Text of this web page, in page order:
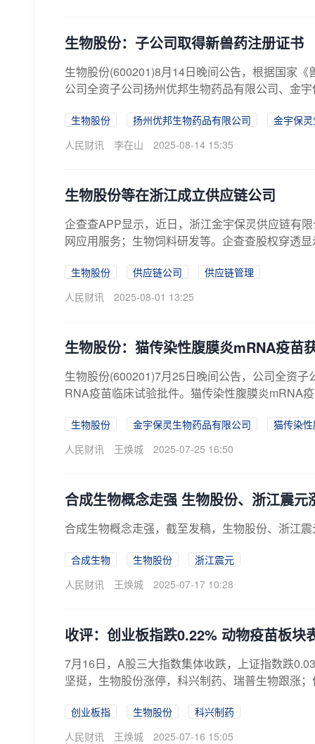
生物股份：子公司取得新兽药注册证书
生物股份(600201)8月14日晚间公告，根据国家
公司全资子公司扬州优邦生物药品有限公司、金
生物股份 扬州优邦生物药品有限公司
金宇保
人民财讯
李在山 2025-08-14 15:35
生物股份等在浙江成立供应链公司
企查查APP显示，近日，浙江金宇保灵供应链有
网应用服务；生物饲料研发等。企查查股权穿透
生物股份 供应链公司
供应链管理
人民财讯
2025-08-01 13:25
生物股份：猫传染性腹膜炎mRNA疫苗
生物股份(600201)7月25日晚间公告，公司全资
RNA疫苗临床试验批件。猫传染性腹膜炎mRNA
生物股份 金宇保灵生物药品有限公司
猫传染
人民财讯
王焕城 2025-07-25 16:50
合成生物概念走强 生物股份、浙江震元
合成生物概念走强，截至发稿，生物股份、浙江
合成生物 生物股份
浙江震元
人民财讯
王焕城 2025-07-17 10:28
收评：创业板指跌0.22% 动物疫苗板块
7月16日，A股三大指数集体收跌，上证指数跌
坚挺，生物股份涨停，科兴制药、瑞普生物跟涨
创业板指 生物股份
科兴制药
人民财讯
王焕城 2025-07-16 15:05